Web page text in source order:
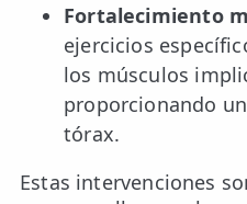
Fortalecimiento
ejercicios
los músculos
proporcionando
tórax.
Estas intervenciones